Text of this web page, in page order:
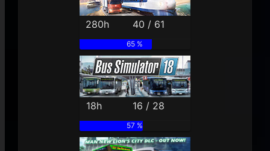
280h 40 / 61
65 %
18h 16 / 28
57 %